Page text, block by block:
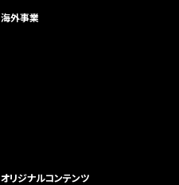
海外事業
オリジナルコンテンツ